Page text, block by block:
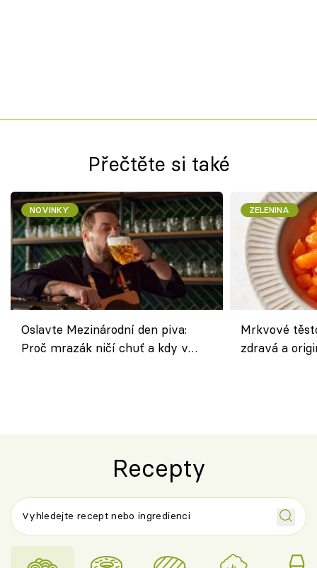
Přečtěte si také
NOVINKY
Oslavte Mezinárodní den piva:
Proč mrazák ničí chuť a kdy v
ZELENINA
Mrkvové
zdravá a
Recepty